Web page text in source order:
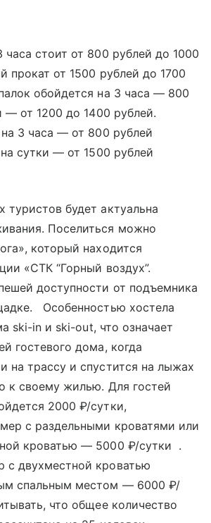
стоит от 800 рублей до 1000
прокат от 1500 рублей до 1700
обойдется на 3 часа — 800
— от 1200 до 1400 рублей.
3 часа — от 800 рублей
сутки — от 1500 рублей
туристов будет актуальна
Поселиться можно
который находится
«СТК “Горный воздух”.
доступности от подъемника
Особенностью хостела
ski-in и ski-out, что означает
гостевого дома, когда
на трассу и спустится на лыжах
к своему жилью. Для гостей
2000 ₽/сутки,
с раздельными кроватями или
кроватью — 5000 ₽/сутки .
с двухместной кроватью
спальным местом — 6000 ₽/
что общее количество